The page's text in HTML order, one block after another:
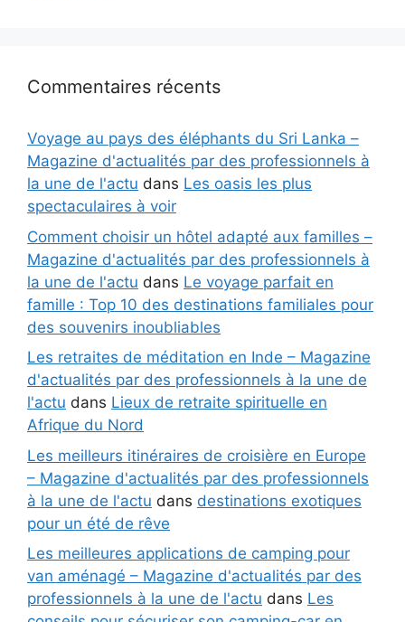
Commentaires récents
Voyage au pays des éléphants du Sri Lanka –
Magazine d'actualités par des professionnels à
la une de l'actu dans Les oasis les plus
spectaculaires à voir
Comment choisir un hôtel adapté aux familles –
Magazine d'actualités par des professionnels à
la une de l'actu dans Le voyage parfait en
famille : Top 10 des destinations familiales pour
des souvenirs inoubliables
Les retraites de méditation en Inde – Magazine
d'actualités par des professionnels à la une de
l'actu dans Lieux de retraite spirituelle en
Afrique du Nord
Les meilleurs itinéraires de croisière en Europe
– Magazine d'actualités par des professionnels
à la une de l'actu dans destinations exotiques
pour un été de rêve
Les meilleures applications de camping pour
van aménagé – Magazine d'actualités par des
professionnels à la une de l'actu dans Les